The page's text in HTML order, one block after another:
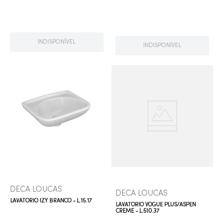
INDISPONÍVEL
INDISPONÍVEL
DECA LOUCAS
LAVATÓRIO IZY BRANCO - L.15.17
DECA LOUCAS
LAVATÓRIO VOGUE PLUS/ASPEN
CREME - L.510.37